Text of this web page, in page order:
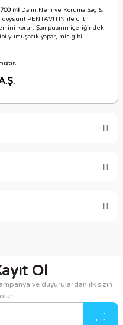
ml Dalin Nem ve Koruma Saç &
PENTAVITIN ile cilt
korur. Şampuanın içeriğindeki
yumuşacık yapar, mis gibi
Ol
ve duyurulardan ilk sizin